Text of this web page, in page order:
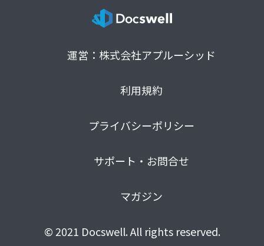
運営：株式会社アプルーシッド
利用規約
プライバシーポリシー
サポート・お問合せ
マガジン
© 2021 Docswell. All rights reserved.